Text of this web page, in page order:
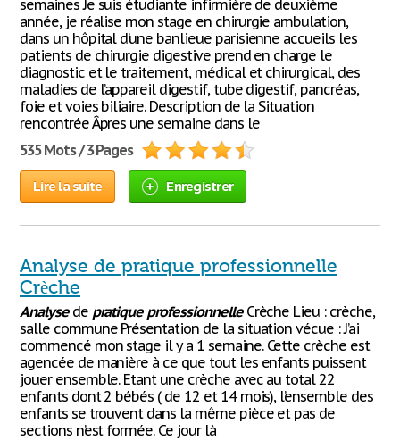
semaines Je suis étudiante infirmière de deuxième
année, je réalise mon stage en chirurgie ambulation,
dans un hôpital d’une banlieue parisienne accueils les
patients de chirurgie digestive prend en charge le
diagnostic et le traitement, médical et chirurgical, des
maladies de l’appareil digestif, tube digestif, pancréas,
foie et voies biliaire. Description de la Situation
rencontrée Âpres une semaine dans le
535 Mots / 3 Pages
Lire la suite Enregistrer
Analyse de pratique professionnelle
Crèche
Analysede pratique professionnelleCrèche Lieu : crèche,
salle commune Présentation de la situation vécue : J’ai
commencé mon stage il y a 1 semaine. Cette crèche est
agencée de manière à ce que tout les enfants puissent
jouer ensemble. Etant une crèche avec au total 22
enfants dont 2 bébés ( de 12 et 14 mois), l’ensemble des
enfants se trouvent dans la même pièce et pas de
sections n’est formée. Ce jour là